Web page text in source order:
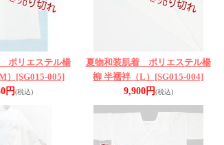
ポリエステル楊
） [SG015-005]
円(税込)
夏物和装肌着 ポリエステル楊
柳 半襦袢（L） [SG015-004]
9,900円(税込)